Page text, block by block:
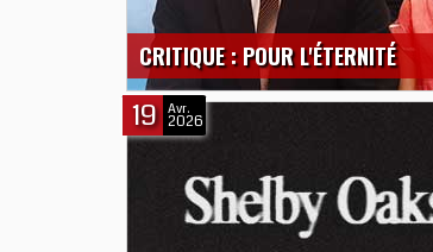
CRITIQUE : POUR L'ÉTERNITÉ
19 Avr.
2026